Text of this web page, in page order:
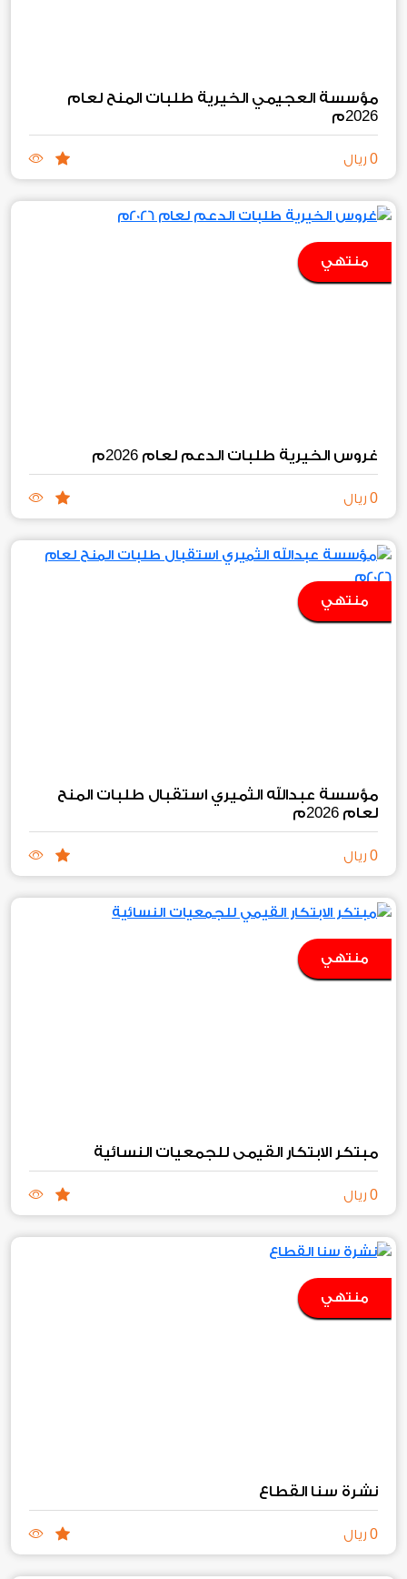
مؤسسة العجيمي الخيرية طلبات المنح لعام
2026م
0 ريال
منتهي
غروس الخيرية طلبات الدعم لعام 2026م
0 ريال
منتهي
مؤسسة عبدالله الثميري استقبال طلبات المنح
لعام 2026م
0 ريال
منتهي
مبتكر الابتكار القيمي للجمعيات النسائية
0 ريال
منتهي
نشرة سنا القطاع
0 ريال